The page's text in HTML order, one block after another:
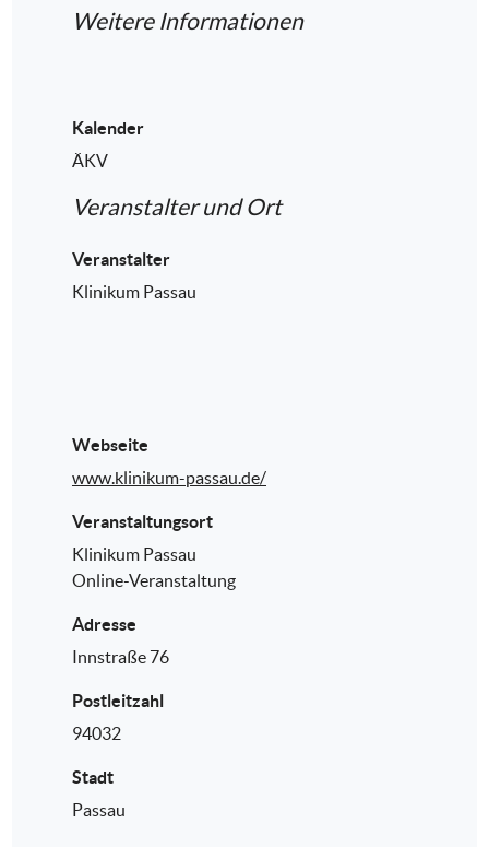
Weitere Informationen
Kalender
ÄKV
Veranstalter und Ort
Veranstalter
Klinikum Passau
Webseite
www.klinikum-passau.de/
Veranstaltungsort
Klinikum Passau
Online-Veranstaltung
Adresse
Innstraße 76
Postleitzahl
94032
Stadt
Passau